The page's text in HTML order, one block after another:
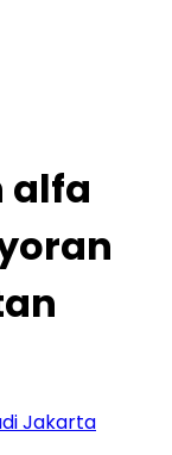
alfa